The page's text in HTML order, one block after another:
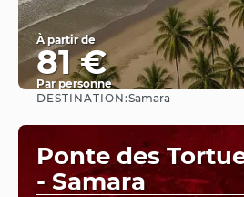
À partir de
81 €
Par personne
DESTINATION:Samara
Ponte des
- Samara